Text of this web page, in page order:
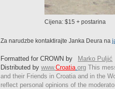
Cijena: $15 + postarina
Za narudzbe kontaktirajte Janka Deura na
Formatted for CROWN by
Marko Puljić
Distributed by www.Croatia.org This
and their Friends in Croatia and in the
reflect personal opinions of the